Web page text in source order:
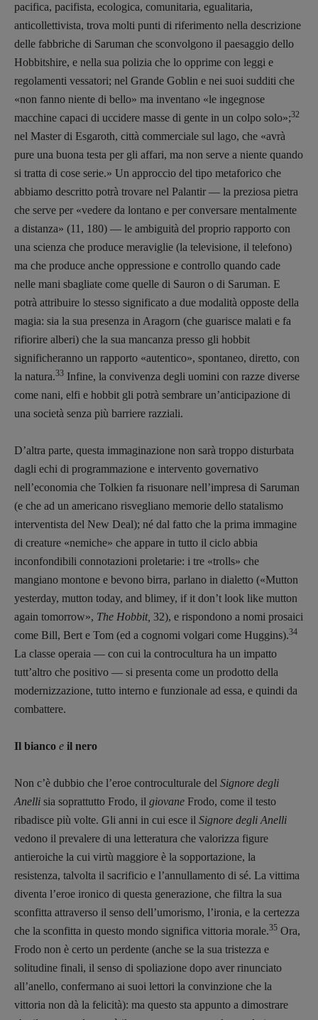
pacifica, pacifista, ecologica, comunitaria, egualitaria,
anticollettivista, trova molti punti di riferimento nella descrizione
delle fabbriche di Saruman che sconvolgono il paesaggio dello
Hobbitshire, e nella sua polizia che lo opprime con leggi e
regolamenti vessatori; nel Grande Goblin e nei suoi sudditi che
«non fanno niente di bello» ma inventano «le ingegnose
macchine capaci di uccidere masse di gente in un colpo solo»;32
nel Master di Esgaroth, città commerciale sul lago, che «avrà
pure una buona testa per gli affari, ma non serve a niente quando
si tratta di cose serie.» Un approccio del tipo metaforico che
abbiamo descritto potrà trovare nel Palantir — la preziosa pietra
che serve per «vedere da lontano e per conversare mentalmente
a distanza» (11, 180) — le ambiguità del proprio rapporto con
una scienza che produce meraviglie (la televisione, il telefono)
ma che produce anche oppressione e controllo quando cade
nelle mani sbagliate come quelle di Sauron o di Saruman. E
potrà attribuire lo stesso significato a due modalità opposte della
magia: sia la sua presenza in Aragorn (che guarisce malati e fa
rifiorire alberi) che la sua mancanza presso gli hobbit
significheranno un rapporto «autentico», spontaneo, diretto, con
la natura.33 Infine, la convivenza degli uomini con razze diverse
come nani, elfi e hobbit gli potrà sembrare un’anticipazione di
una società senza più barriere razziali.
D’altra parte, questa immaginazione non sarà troppo disturbata
dagli echi di programmazione e intervento governativo
nell’economia che Tolkien fa risuonare nell’impresa di Saruman
(e che ad un americano risvegliano memorie dello statalismo
interventista del New Deal); né dal fatto che la prima immagine
di creature «nemiche» che appare in tutto il ciclo abbia
inconfondibili connotazioni proletarie: i tre «trolls» che
mangiano montone e bevono birra, parlano in dialetto («Mutton
yesterday, mutton today, and blimey, if it don’t look like mutton
again tomorrow», The Hobbit, 32), e rispondono a nomi prosaici
come Bill, Bert e Tom (ed a cognomi volgari come Huggins).34
La classe operaia — con cui la controcultura ha un impatto
tutt’altro che positivo — si presenta come un prodotto della
modernizzazione, tutto interno e funzionale ad essa, e quindi da
combattere.
Il bianco e il nero
Non c’è dubbio che l’eroe controculturale del Signore degli
Anelli sia soprattutto Frodo, il giovane Frodo, come il testo
ribadisce più volte. Gli anni in cui esce il Signore degli Anelli
vedono il prevalere di una letteratura che valorizza figure
antieroiche la cui virtù maggiore è la sopportazione, la
resistenza, talvolta il sacrificio e l’annullamento di sé. La vittima
diventa l’eroe ironico di questa generazione, che filtra la sua
sconfitta attraverso il senso dell’umorismo, l’ironia, e la certezza
che la sconfitta in questo mondo significa vittoria morale.35 Ora,
Frodo non è certo un perdente (anche se la sua tristezza e
solitudine finali, il senso di spoliazione dopo aver rinunciato
all’anello, confermano ai suoi lettori la convinzione che la
vittoria non dà la felicità): ma questo sta appunto a dimostrare